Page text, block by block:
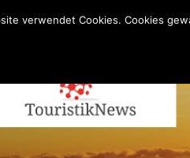
verwendet Cookies. Cookies